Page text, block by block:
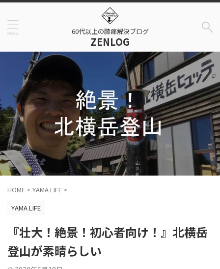
60代以上の膝痛解決ブログ
ZENLOG
HOME > YAMA LIFE >
YAMA LIFE
『壮大！絶景！初心者向け！』北横岳
登山が素晴らしい